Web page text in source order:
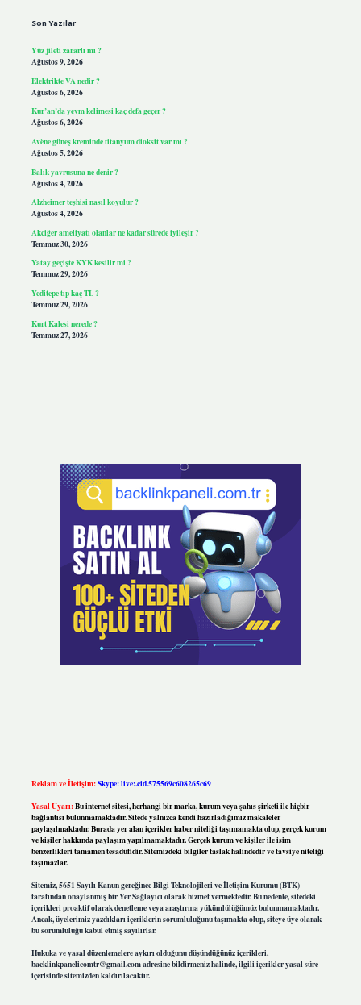
Son Yazılar
Yüz jileti zararlı mı ?
Ağustos 9, 2026
Elektrikte VA nedir ?
Ağustos 6, 2026
Kur’an’da yevm kelimesi kaç defa geçer ?
Ağustos 6, 2026
Avène güneş kreminde titanyum dioksit var mı ?
Ağustos 5, 2026
Balık yavrusuna ne denir ?
Ağustos 4, 2026
Alzheimer teşhisi nasıl koyulur ?
Ağustos 4, 2026
Akciğer ameliyatı olanlar ne kadar sürede iyileşir ?
Temmuz 30, 2026
Yatay geçişte KYK kesilir mi ?
Temmuz 29, 2026
Yeditepe tıp kaç TL ?
Temmuz 29, 2026
Kurt Kalesi nerede ?
Temmuz 27, 2026
Reklam ve İletişim:Skype: live:.cid.575569c608265c69
Yasal Uyarı:Bu internet sitesi, herhangi bir marka, kurum veya şahıs şirketi ile hiçbir
bağlantısı bulunmamaktadır. Sitede yalnızca kendi hazırladığımız makaleler
paylaşılmaktadır. Burada yer alan içerikler haber niteliği taşımamakta olup, gerçek kurum
ve kişiler hakkında paylaşım yapılmamaktadır. Gerçek kurum ve kişiler ile isim
benzerlikleri tamamen tesadüfidir. Sitemizdeki bilgiler taslak halindedir ve tavsiye niteliği
taşımazlar.
Sitemiz, 5651 Sayılı Kanun gereğince Bilgi Teknolojileri ve İletişim Kurumu (BTK)
tarafından onaylanmış bir Yer Sağlayıcı olarak hizmet vermektedir. Bu nedenle, sitedeki
içerikleri proaktif olarak denetleme veya araştırma yükümlülüğümüz bulunmamaktadır.
Ancak, üyelerimiz yazdıkları içeriklerin sorumluluğunu taşımakta olup, siteye üye olarak
bu sorumluluğu kabul etmiş sayılırlar.
Hukuka ve yasal düzenlemelere aykırı olduğunu düşündüğünüz içerikleri,
backlinkpanelicomtr@gmail.comadresine bildirmeniz halinde, ilgili içerikler yasal süre
içerisinde sitemizden kaldırılacaktır.